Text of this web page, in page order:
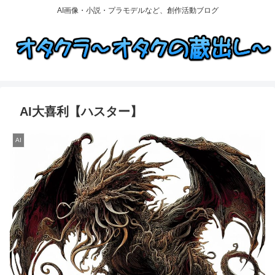
AI画像・小説・プラモデルなど、創作活動ブログ
AI大喜利【ハスター】
AI